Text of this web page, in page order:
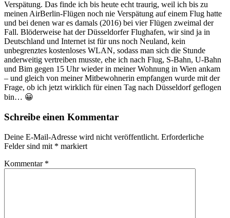
Verspätung. Das finde ich bis heute echt traurig, weil ich bis zu
meinen AirBerlin-Flügen noch nie Verspätung auf einem Flug hatte
und bei denen war es damals (2016) bei vier Flügen zweimal der
Fall. Blöderweise hat der Düsseldorfer Flughafen, wir sind ja in
Deutschland und Internet ist für uns noch Neuland, kein
unbegrenztes kostenloses WLAN, sodass man sich die Stunde
anderweitig vertreiben musste, ehe ich nach Flug, S-Bahn, U-Bahn
und Bim gegen 15 Uhr wieder in meiner Wohnung in Wien ankam
– und gleich von meiner Mitbewohnerin empfangen wurde mit der
Frage, ob ich jetzt wirklich für einen Tag nach Düsseldorf geflogen
bin… 😀
Schreibe einen Kommentar
Deine E-Mail-Adresse wird nicht veröffentlicht. Erforderliche
Felder sind mit * markiert
Kommentar *